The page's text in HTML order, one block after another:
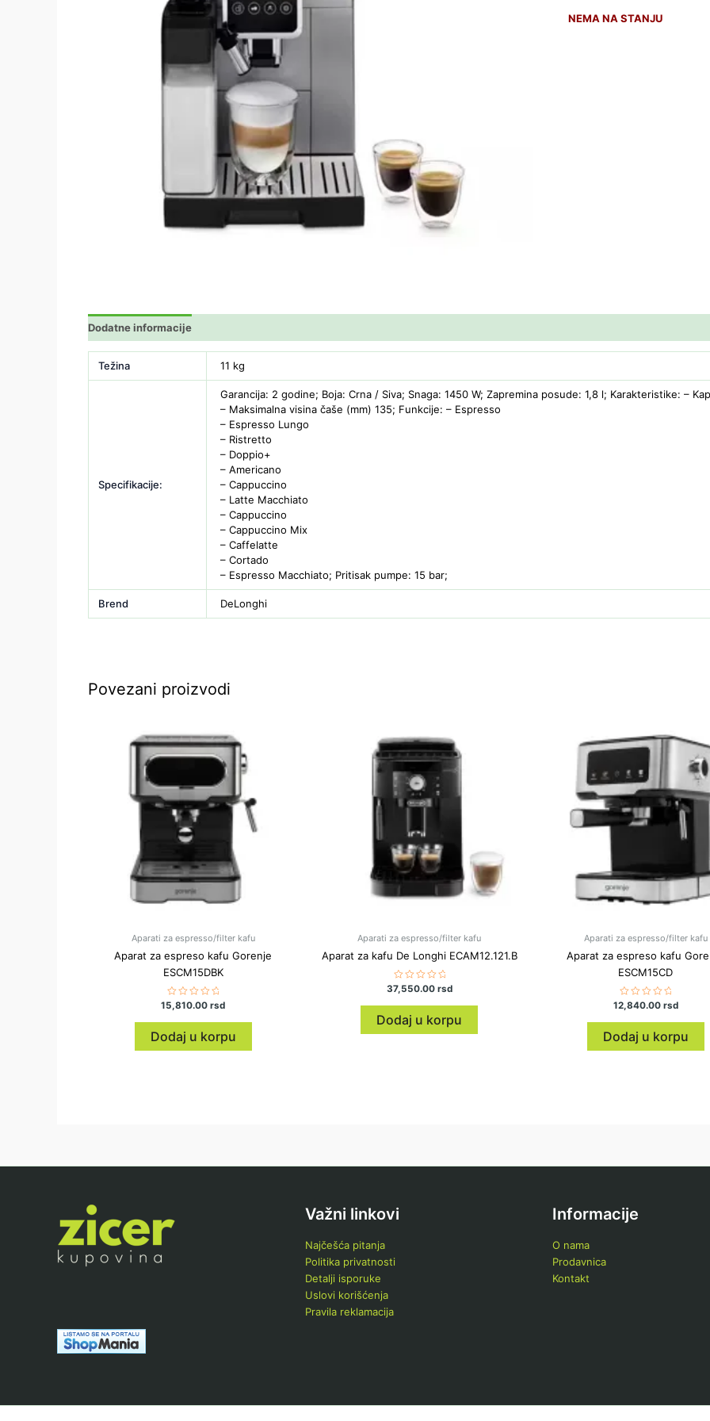
NEMA NA STANJU
Dodatne informacije
Težina 11 kg
Specifikacije:
Garancija: 2 godine; Boja: Crna / Siva; Snaga: 1450 W; Zapremina posude: 1,8 l; Karakteristike: –
– Maksimalna visina čaše (mm) 135; Funkcije: – Espresso
– Espresso Lungo
– Ristretto
– Doppio+
– Americano
– Cappuccino
– Latte Macchiato
– Cappuccino
– Cappuccino Mix
– Caffelatte
– Cortado
– Espresso Macchiato; Pritisak pumpe: 15 bar;
Brend DeLonghi
Povezani proizvodi
Aparati za espresso/filter kafu
Aparat za espreso kafu Gorenje
ESCM15DBK
Ocenjeno
sa
0
od
5
15,810.00rsd
Dodaj u korpu
Aparati za espresso/filter kafu
Aparat za kafu De Longhi ECAM12.121.B
Ocenjeno
sa
0
od
5
37,550.00 rsd
Dodaj u korpu
Aparati za espresso/filter kafu
Aparat za espreso kafu
ESCM15CD
Ocenjeno
sa
0
od
5
12,840.00 rsd
Dodaj u korpu
Važni linkovi
Najčešća pitanja
Politika privatnosti
Detalji isporuke
Uslovi korišćenja
Pravila reklamacija
Informacije
O nama
Prodavnica
Kontakt